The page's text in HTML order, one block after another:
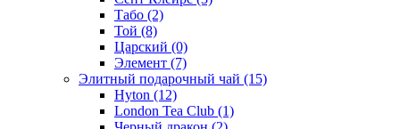
Табо (2)
Той (8)
Царский (0)
Элемент (7)
Элитный подарочный чай (15)
Hyton (12)
London Tea Club (1)